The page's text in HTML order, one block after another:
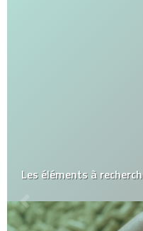
Les éléments à